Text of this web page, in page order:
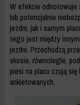
W efekcie odnotowuje
lub potencjalnie
jezdni, jak i samym
tego jest między
jezdni. Przechodzą
skosie, równolegle,
piesi na placu czują
ankietowanych.